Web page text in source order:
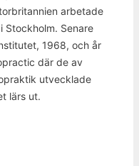
arbetade
Stockholm. Senare
1968, och år
där de av
utvecklade
lärs ut.